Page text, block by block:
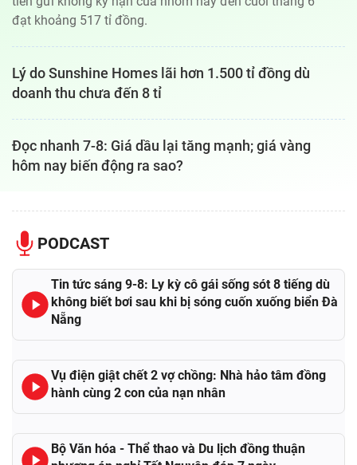
đạt khoảng 517 tỉ đồng.
Lý do Sunshine Homes lãi hơn 1.500 tỉ đồng dù
doanh thu chưa đến 8 tỉ
Đọc nhanh 7-8: Giá dầu lại tăng mạnh; giá vàng
hôm nay biến động ra sao?
PODCAST
Tin tức sáng 9-8: Ly kỳ cô gái sống sót 8 tiếng dù
không biết bơi sau khi bị sóng cuốn xuống biển Đà
Nẵng
Vụ điện giật chết 2 vợ chồng: Nhà hảo tâm đồng
hành cùng 2 con của nạn nhân
Bộ Văn hóa - Thể thao và Du lịch đồng thuận